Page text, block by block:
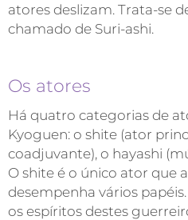
atores deslizam. Trata-se
chamado de Suri-ashi.
Os atores
Há quatro categorias de
Kyoguen: o shite (ator
coadjuvante), o hayashi
O shite é o único ator que
desempenha vários
os espíritos destes